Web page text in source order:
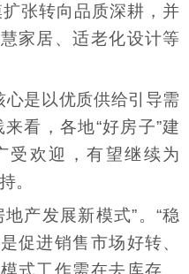
张转向品质深耕，并
家居、适老化设计等
心是以优质供给引导需
看，各地“好房子”建
受欢迎，有望继续为
。
产发展新模式”。“稳
促进销售市场好转、
式工作需在去库存、